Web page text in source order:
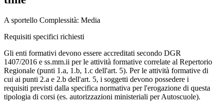
A sportello Complessità: Media
Requisiti specifici richiesti
Gli enti formativi devono essere accreditati secondo DGR
1407/2016 e ss.mm.ii per le attività formative correlate al Repertorio
Regionale (punti 1.a, 1.b, 1.c dell'art. 5). Per le attività formative di
cui ai punti 2.a e 2.b dell'art. 5, i soggetti devono possedere i
requisiti previsti dalla specifica normativa per l'erogazione di questa
tipologia di corsi (es. autorizzazioni ministeriali per Autoscuole).